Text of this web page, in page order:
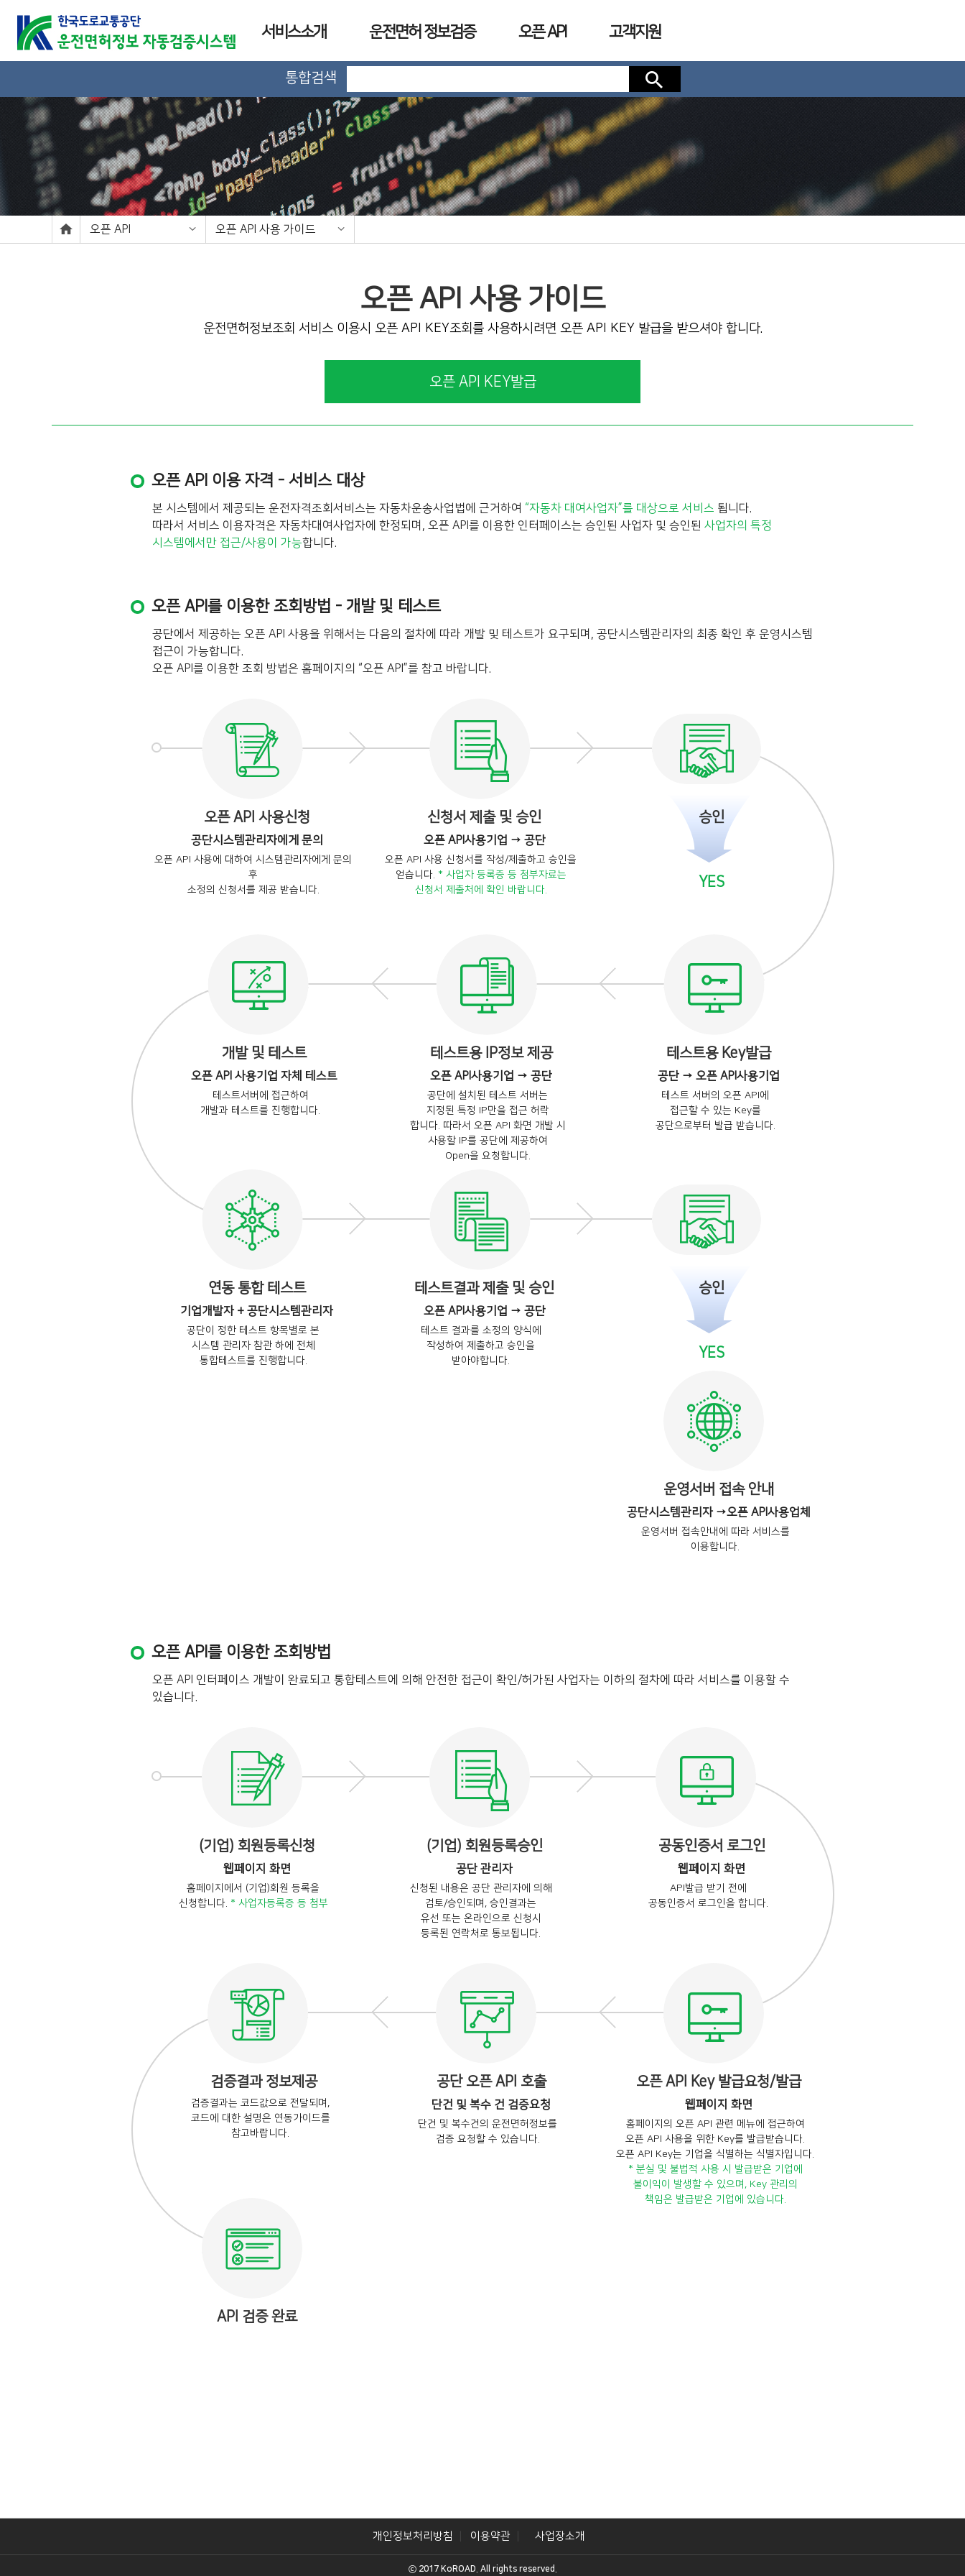
서비스소개 운전면허 정보검증 오픈 API 고객지원
통합검색 검색
오픈 API 오픈 API 사용 가이드
오픈 API 사용 가이드
운전면허정보조회 서비스 이용시 오픈 API KEY조회를 사용하시려면 오픈 API KEY 발급을 받으셔야 합니다.
오픈 API KEY발급
오픈 API 이용 자격 - 서비스 대상
본 시스템에서 제공되는 운전자격조회서비스는 자동차운송사업법에 근거하여 “자동차 대여사업자”를 대상으로 서비스 됩니다.
따라서 서비스 이용자격은 자동차대여사업자에 한정되며, 오픈 API를 이용한 인터페이스는 승인된 사업자 및 승인된 사업자의 특정
시스템에서만 접근/사용이 가능합니다.
오픈 API를 이용한 조회방법 - 개발 및 테스트
공단에서 제공하는 오픈 API 사용을 위해서는 다음의 절차에 따라 개발 및 테스트가 요구되며, 공단시스템관리자의 최종 확인 후 운영시스템
접근이 가능합니다.
오픈 API를 이용한 조회 방법은 홈페이지의 “오픈 API”를 참고 바랍니다.
오픈 API 사용신청
공단시스템관리자에게 문의
오픈 API 사용에 대하여 시스템관리자에게 문의
후
소정의 신청서를 제공 받습니다.
신청서 제출 및 승인
오픈 API사용기업 → 공단
오픈 API 사용 신청서를 작성/제출하고 승인을
얻습니다. * 사업자 등록증 등 첨부자료는
신청서 제출처에 확인 바랍니다.
승인
YES
테스트용 Key발급
공단 → 오픈 API사용기업
테스트 서버의 오픈 API에
접근할 수 있는 Key를
공단으로부터 발급 받습니다.
테스트용 IP정보 제공
오픈 API사용기업 → 공단
공단에 설치된 테스트 서버는
지정된 특정 IP만을 접근 허락
합니다. 따라서 오픈 API 화면 개발 시
사용할 IP를 공단에 제공하여
Open을 요청합니다.
개발 및 테스트
오픈 API 사용기업 자체 테스트
테스트서버에 접근하여
개발과 테스트를 진행합니다.
연동 통합 테스트
기업개발자 + 공단시스템관리자
공단이 정한 테스트 항목별로 본
시스템 관리자 참관 하에 전체
통합테스트를 진행합니다.
테스트결과 제출 및 승인
오픈 API사용기업 → 공단
테스트 결과를 소정의 양식에
작성하여 제출하고 승인을
받아야합니다.
승인
YES
운영서버 접속 안내
공단시스템관리자 →오픈 API사용업체
운영서버 접속안내에 따라 서비스를
이용합니다.
오픈 API를 이용한 조회방법
오픈 API 인터페이스 개발이 완료되고 통합테스트에 의해 안전한 접근이 확인/허가된 사업자는 이하의 절차에 따라 서비스를 이용할 수
있습니다.
(기업) 회원등록신청
웹페이지 화면
홈페이지에서 (기업)회원 등록을
신청합니다. * 사업자등록증 등 첨부
(기업) 회원등록승인
공단 관리자
신청된 내용은 공단 관리자에 의해
검토/승인되며, 승인결과는
유선 또는 온라인으로 신청시
등록된 연락처로 통보됩니다.
공동인증서 로그인
웹페이지 화면
API발급 받기 전에
공동인증서 로그인을 합니다.
오픈 API Key 발급요청/발급
웹페이지 화면
홈페이지의 오픈 API 관련 메뉴에 접근하여
오픈 API 사용을 위한 Key를 발급받습니다.
오픈 API Key는 기업을 식별하는 식별자입니다.
* 분실 및 불법적 사용 시 발급받은 기업에
불이익이 발생할 수 있으며, Key 관리의
책임은 발급받은 기업에 있습니다.
공단 오픈 API 호출
단건 및 복수 건 검증요청
단건 및 복수건의 운전면허정보를
검증 요청할 수 있습니다.
검증결과 정보제공
검증결과는 코드값으로 전달되며,
코드에 대한 설명은 연동가이드를
참고바랍니다.
API 검증 완료
개인정보처리방침 이용약관 사업장소개
ⓒ 2017 KoROAD. All rights reserved.